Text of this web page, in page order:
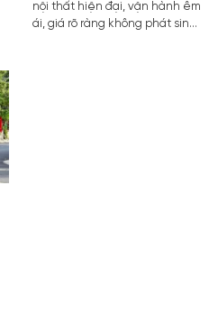
nội thất hiện đại, vận hành êm
ái, giá rõ ràng không phát sinh.